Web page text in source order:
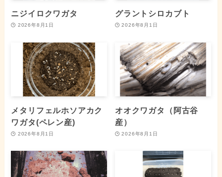
ニジイロクワガタ
2026年8月1日
グラントシロカブト
2026年8月1日
メタリフェルホソアカク
ワガタ(ペレン産)
2026年8月1日
オオクワガタ（阿古谷
産）
2026年8月1日